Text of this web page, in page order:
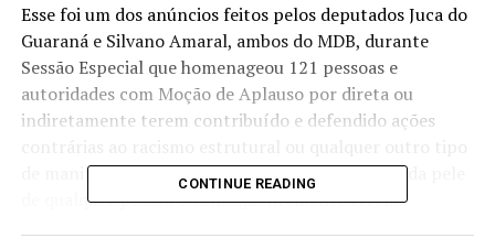
Esse foi um dos anúncios feitos pelos deputados Juca do
Guaraná e Silvano Amaral, ambos do MDB, durante
Sessão Especial que homenageou 121 pessoas e
autoridades com Moção de Aplauso por direta ou
indiretamente terem contribuído e defendido ações
de manifestação que leve em consideração a cor da pele
de qualquer pessoa e consequentemente terem
CONTINUE READING